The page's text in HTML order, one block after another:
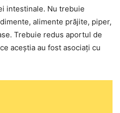
intestinale. Nu trebuie
alimente prăjite, piper,
Trebuie redus aportul de
aceștia au fost asociați cu